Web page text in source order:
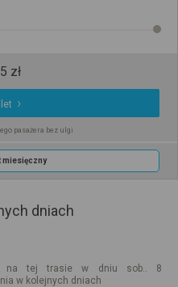
zł
pasażera bez ulgi
miesięczny
dniach
na tej trasie w dniu sob.. 8
w kolejnych dniach